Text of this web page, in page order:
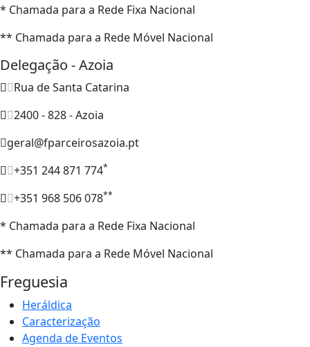
* Chamada para a Rede Fixa Nacional
** Chamada para a Rede Móvel Nacional
Delegação - Azoia
Rua de Santa Catarina
2400 - 828 - Azoia
geral@fparceirosazoia.pt
+351 244 871 774*
+351 968 506 078**
* Chamada para a Rede Fixa Nacional
** Chamada para a Rede Móvel Nacional
Freguesia
Heráldica
Caracterização
Agenda de Eventos